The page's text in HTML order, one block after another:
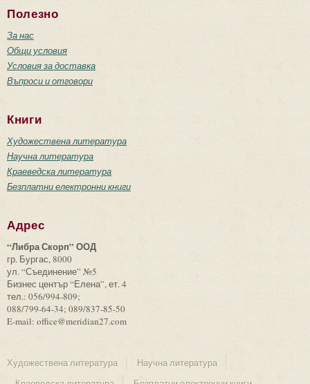
Полезно
За нас
Общи условия
Условия за доставка
Въпроси и отговори
Книги
Художествена литература
Научна литература
Краеведска литература
Безплатни електронни книги
Адрес
“Либра Скорп” ООД
гр. Бургас, 8000
ул. “Съединение” №5
Бизнес център “Елена”, ет. 4
тел.: 056/994-809;
088/799-64-34; 089/837-85-50
E-mail: office@meridian27.com
Художествена литература
Научна литература